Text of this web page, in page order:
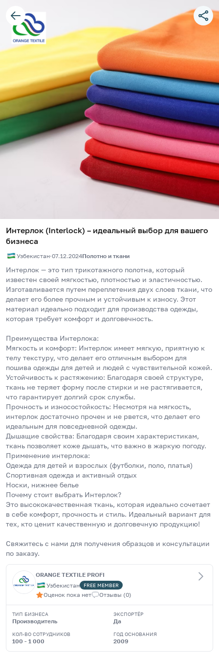
Интерлок (Interlock) – идеальный выбор для вашего
бизнеса
Узбекистан·07.12.2024Полотно и ткани
Интерлок — это тип трикотажного полотна, который
известен своей мягкостью, плотностью и эластичностью.
Изготавливается путем переплетения двух слоев ткани, что
делает его более прочным и устойчивым к износу. Этот
материал идеально подходит для производства одежды,
которая требует комфорт и долговечность.
Преимущества Интерлока:
Мягкость и комфорт: Интерлок имеет мягкую, приятную к
телу текстуру, что делает его отличным выбором для
пошива одежды для детей и людей с чувствительной кожей.
Устойчивость к растяжению: Благодаря своей структуре,
ткань не теряет форму после стирки и не растягивается,
что гарантирует долгий срок службы.
Прочность и износостойкость: Несмотря на мягкость,
интерлок достаточно прочен и не рвется, что делает его
идеальным для повседневной одежды.
Дышащие свойства: Благодаря своим характеристикам,
ткань позволяет коже дышать, что важно в жаркую погоду.
Применение интерлока:
Одежда для детей и взрослых (футболки, поло, платья)
Спортивная одежда и активный отдых
Носки, нижнее белье
Почему стоит выбрать Интерлок?
Это высококачественная ткань, которая идеально сочетает
в себе комфорт, прочность и стиль. Идеальный вариант для
тех, кто ценит качественную и долговечную продукцию!
Свяжитесь с нами для получения образцов и консультации
по заказу.
ORANGE TEXTILE PROFI
Узбекистан
FREE MEMBER
Оценок пока нет Отзывы (0)
ТИП БИЗНЕСА
Производитель
ЭКСПОРТЁР
Да
КОЛ-ВО СОТРУДНИКОВ
100 - 1 000
ГОД ОСНОВАНИЯ
2009